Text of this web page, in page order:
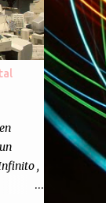
se
y
la
Por
en
,